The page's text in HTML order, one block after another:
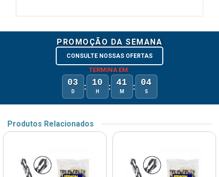
PROMOÇÃO DA SEMANA
CONSULTE NOSSAS OFERTAS
TERMINA EM:
03
D : 10
H : 41
M : 04
S
Produtos Relacionados